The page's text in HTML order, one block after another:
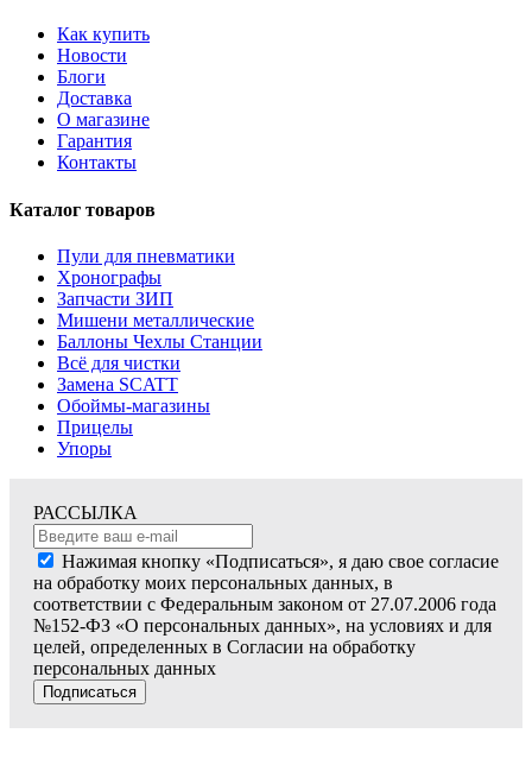
Как купить
Новости
Блоги
Доставка
О магазине
Гарантия
Контакты
Каталог товаров
Пули для пневматики
Хронографы
Запчасти ЗИП
Мишени металлические
Баллоны Чехлы Станции
Всё для чистки
Замена SCATT
Обоймы-магазины
Прицелы
Упоры
РАССЫЛКА
Нажимая кнопку «Подписаться», я даю свое согласие
на обработку моих персональных данных, в
соответствии с Федеральным законом от 27.07.2006 года
№152-ФЗ «О персональных данных», на условиях и для
целей, определенных в Согласии на обработку
персональных данных
Подписаться